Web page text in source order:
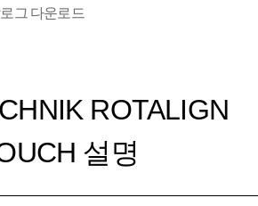
그 다운로드
ROTALIGN
설명